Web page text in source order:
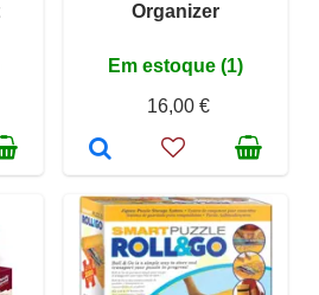
Organizer
Em estoque (1)
16,00 €